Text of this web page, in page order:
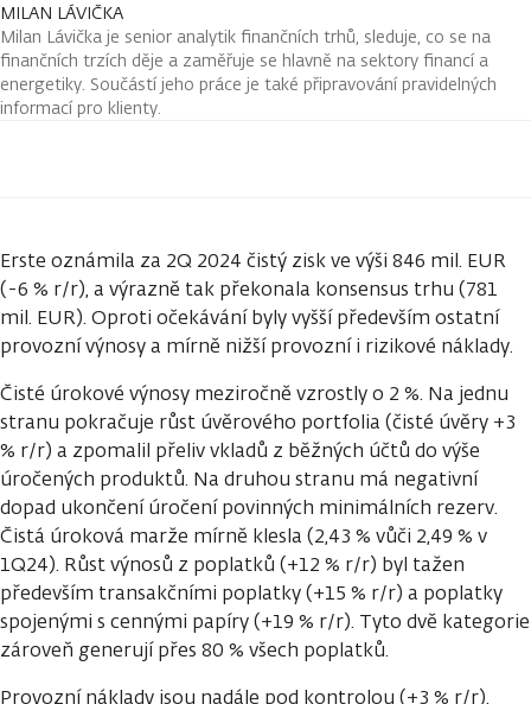
MILAN LÁVIČKA
Milan Lávička je senior analytik finančních trhů, sleduje, co se na
finančních trzích děje a zaměřuje se hlavně na sektory financí a
energetiky. Součástí jeho práce je také připravování pravidelných
informací pro klienty.
Erste oznámila za 2Q 2024 čistý zisk ve výši 846 mil. EUR
(-6 % r/r), a výrazně tak překonala konsensus trhu (781
mil. EUR). Oproti očekávání byly vyšší především ostatní
provozní výnosy a mírně nižší provozní i rizikové náklady.
Čisté úrokové výnosy meziročně vzrostly o 2 %. Na jednu
stranu pokračuje růst úvěrového portfolia (čisté úvěry +3
% r/r) a zpomalil přeliv vkladů z běžných účtů do výše
úročených produktů. Na druhou stranu má negativní
dopad ukončení úročení povinných minimálních rezerv.
Čistá úroková marže mírně klesla (2,43 % vůči 2,49 % v
1Q24). Růst výnosů z poplatků (+12 % r/r) byl tažen
především transakčními poplatky (+15 % r/r) a poplatky
spojenými s cennými papíry (+19 % r/r). Tyto dvě kategorie
zároveň generují přes 80 % všech poplatků.
Provozní náklady jsou nadále pod kontrolou (+3 % r/r).